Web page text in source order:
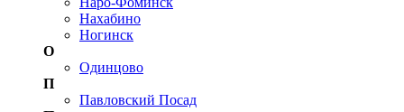
Нахабино
Ногинск
О
Одинцово
П
Павловский Посад